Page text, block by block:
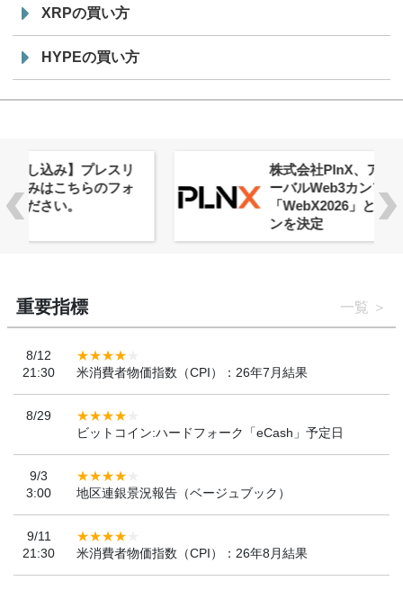
XRPの買い方
HYPEの買い方
株式会社PlnX、アジア最大級のグロ
ーバルWeb3カンファレンス
「WebX2026」とのコラボレーショ
重要指標 一覧
8/12
21:30
米消費者物価指数（CPI）：26年7月結果
8/29
ビットコイン:ハードフォーク「eCash」予定日
9/3
3:00
地区連銀景況報告（ベージュブック）
9/11
21:30
米消費者物価指数（CPI）：26年8月結果